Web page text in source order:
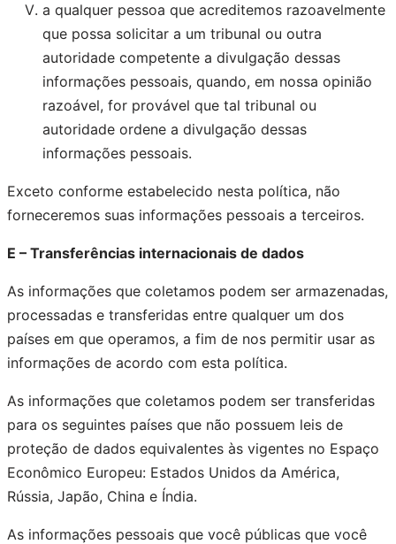
a qualquer pessoa que acreditemos razoavelmente
que possa solicitar a um tribunal ou outra
autoridade competente a divulgação dessas
informações pessoais, quando, em nossa opinião
razoável, for provável que tal tribunal ou
autoridade ordene a divulgação dessas
informações pessoais.
Exceto conforme estabelecido nesta política, não
forneceremos suas informações pessoais a terceiros.
E – Transferências internacionais de dados
As informações que coletamos podem ser armazenadas,
processadas e transferidas entre qualquer um dos
países em que operamos, a fim de nos permitir usar as
informações de acordo com esta política.
As informações que coletamos podem ser transferidas
para os seguintes países que não possuem leis de
proteção de dados equivalentes às vigentes no Espaço
Econômico Europeu: Estados Unidos da América,
Rússia, Japão, China e Índia.
As informações pessoais que você públicas que você